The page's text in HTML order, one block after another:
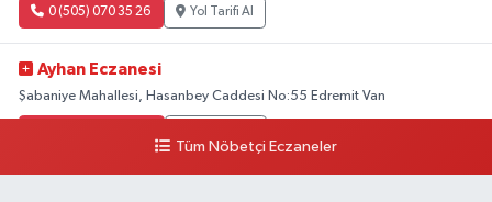
0 (505) 070 35 26 Yol Tarifi Al
Ayhan Eczanesi
Şabaniye Mahallesi, Hasanbey Caddesi No:55 Edremit Van
Tüm Nöbetçi Eczaneler